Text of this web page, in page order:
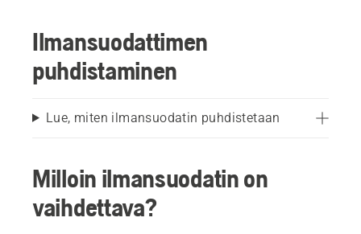
Ilmansuodattimen
puhdistaminen
Lue, miten ilmansuodatin puhdistetaan
Milloin ilmansuodatin on
vaihdettava?